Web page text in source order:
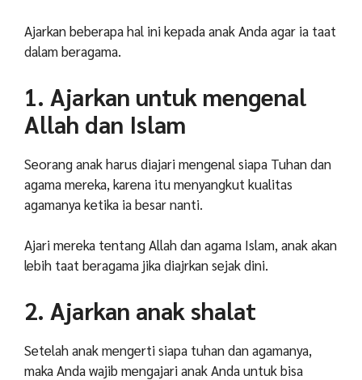
Ajarkan beberapa hal ini kepada anak Anda agar ia taat
dalam beragama.
1. Ajarkan untuk mengenal
Allah dan Islam
Seorang anak harus diajari mengenal siapa Tuhan dan
agama mereka, karena itu menyangkut kualitas
agamanya ketika ia besar nanti.
Ajari mereka tentang Allah dan agama Islam, anak akan
lebih taat beragama jika diajrkan sejak dini.
2. Ajarkan anak shalat
Setelah anak mengerti siapa tuhan dan agamanya,
maka Anda wajib mengajari anak Anda untuk bisa